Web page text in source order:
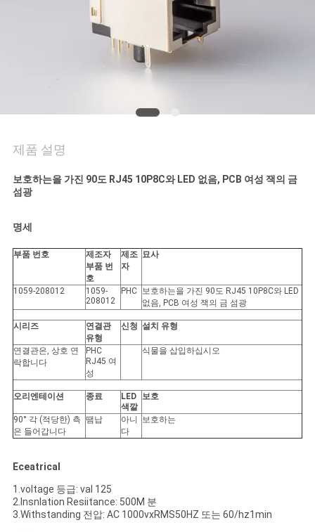
VR
이
맵
PRIVACY
POLICY
제품 설명
보호하는을 가진 90도 RJ45 10P8C와 LED 없음, PCB 여성 잭의 금
섬광
명세
부품 번호
제조자
부품 번
호
제조
자
묘사
1059-208012
1059-
208012
PHC 보호하는을 가진 90도 RJ45 10P8C와 LED
없음, PCB 여성 잭의 금 섬광
시리즈
연결관
유형
신청 설치 유형
연결관은, 상호 연
락합니다
PHC
RJ45 여
성
식물을 삽입하십시오
오리엔테이션 종료
LED
색깔
보호
90° 각 (적당한) 측
은 들어갑니다
땜납
아니
다
보호하는
Eceatrical
1.voltage 등급: val 125
2.Insnlation Resiitance: 500M 분
3.Withstanding 전압: AC 1000vxRMS50HZ 또는 60/hz1min